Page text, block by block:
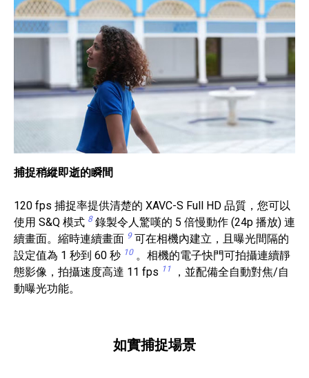
捕捉稍縱即逝的瞬間
120 fps 捕捉率提供清楚的 XAVC-S Full HD 品質，您可以
使用 S&Q 模式 8 錄製令人驚嘆的 5 倍慢動作 (24p 播放) 連
續畫面。縮時連續畫面 9可在相機內建立，且曝光間隔的
設定值為 1 秒到 60 秒 10。相機的電子快門可拍攝連續靜
態影像，拍攝速度高達 11 fps 11
，並配備全自動對焦/自
動曝光功能。
如實捕捉場景